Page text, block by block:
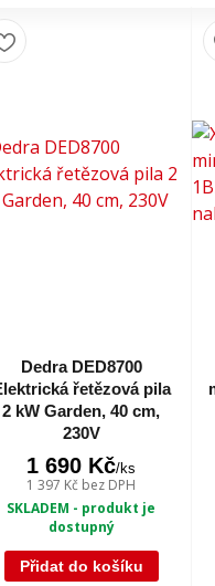
Dedra DED8700
řetězová pila
2 kW Garden, 40 cm,
230V
1 690 Kč/ks
1 397 Kč bez DPH
SKLADEM - produkt je
dostupný
Přidat do košíku